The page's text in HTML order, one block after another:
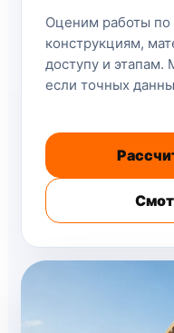
Оценим работы по
конструкциям,
доступу и
если точных